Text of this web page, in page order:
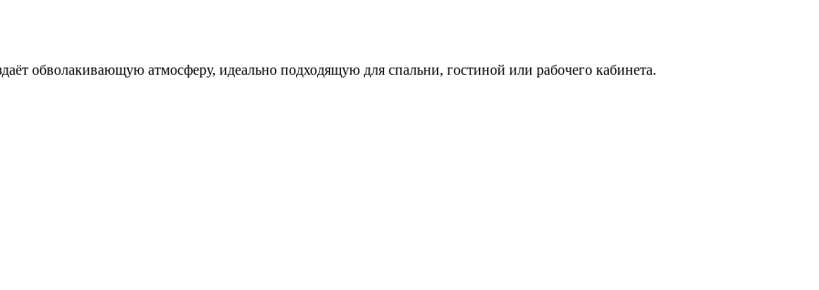
обволакивающую атмосферу, идеально подходящую для спальни, гостиной или рабочего кабинета.